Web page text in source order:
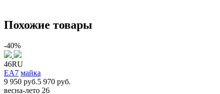
Похожие товары
-40%
46RU
EA7 майка
9 950 руб.5 970 руб.
весна-лето 26